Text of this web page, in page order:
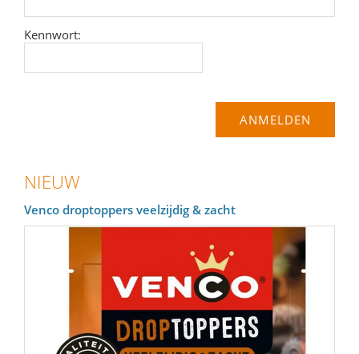
Kennwort:
NIEUW
Venco droptoppers veelzijdig & zacht